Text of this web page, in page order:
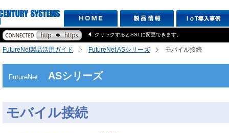
クリックするとSSLに変更できます。
FutureNet製品活用ガイド FutureNet ASシリーズ モバイル接続
FutureNet ASシリーズ
モバイル接続